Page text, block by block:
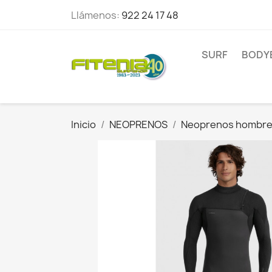
Llámenos: 922 24 17 48
SURF
Inicio NEOPRENOS Neoprenos hombre